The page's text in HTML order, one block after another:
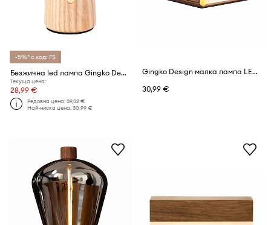
-5%* с код: FS
Безжична led лампа Gingko Design Super Mini Alice Mushroom
Текуща цена:
28,99 €
Редовна цена:39,32 €
Най-ниска цена:30,99 €
Gingko Design малка лампа LED от пластмаса 9 x 7 x 2 cm
30,99 €